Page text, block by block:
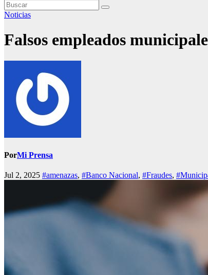
Noticias
Falsos empleados
PorMi Prensa
Jul 2, 2025 #amenazas, #Banco Nacional, #Fraudes,